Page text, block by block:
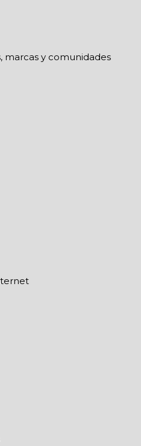
marcas y comunidades